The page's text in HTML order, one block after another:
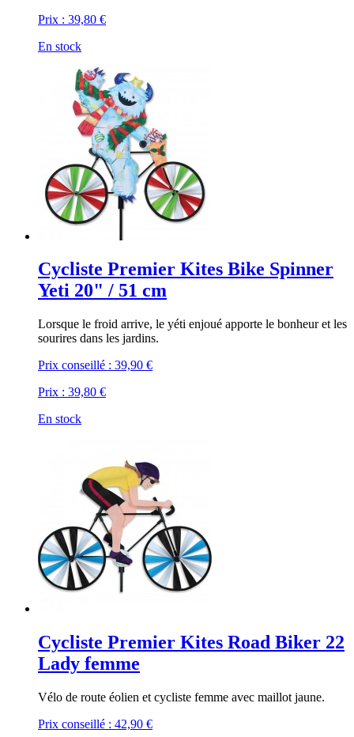
Prix : 39,80 €
En stock
Cycliste Premier Kites Bike Spinner
Yeti 20" / 51 cm
Lorsque le froid arrive, le yéti enjoué apporte le bonheur et les
sourires dans les jardins.
Prix conseillé : 39,90 €
Prix : 39,80 €
En stock
Cycliste Premier Kites Road Biker 22
Lady femme
Vélo de route éolien et cycliste femme avec maillot jaune.
Prix conseillé : 42,90 €